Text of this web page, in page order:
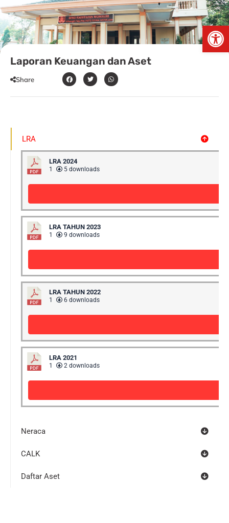
Skip
content
Laporan Keuangan dan Aset
Share
LRA
LRA 2024
1 5 downloads
LRA TAHUN 2023
1 9 downloads
LRA TAHUN 2022
1 6 downloads
LRA 2021
1 2 downloads
Neraca
CALK
Daftar Aset